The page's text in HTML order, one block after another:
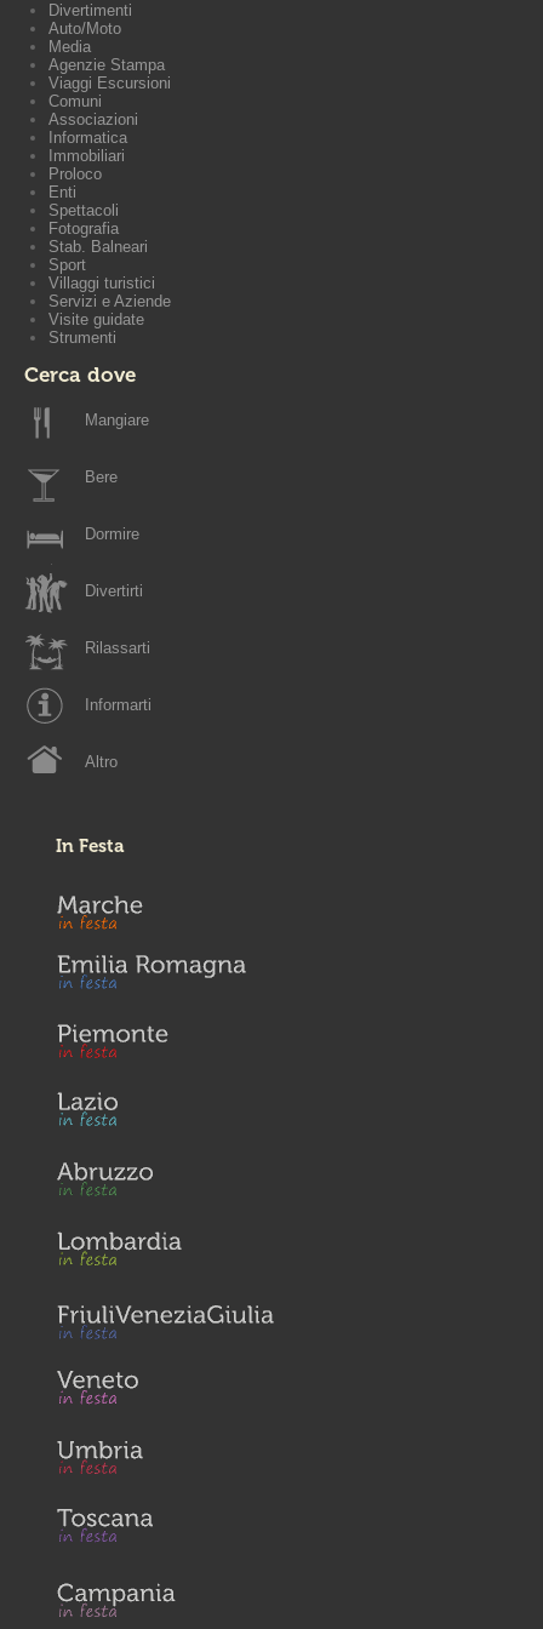
Divertimenti
Auto/Moto
Media
Agenzie Stampa
Viaggi Escursioni
Comuni
Associazioni
Informatica
Immobiliari
Proloco
Enti
Spettacoli
Fotografia
Stab. Balneari
Sport
Villaggi turistici
Servizi e Aziende
Visite guidate
Strumenti
Cerca dove
Mangiare
Bere
Dormire
Divertirti
Rilassarti
Informarti
Altro
In Festa